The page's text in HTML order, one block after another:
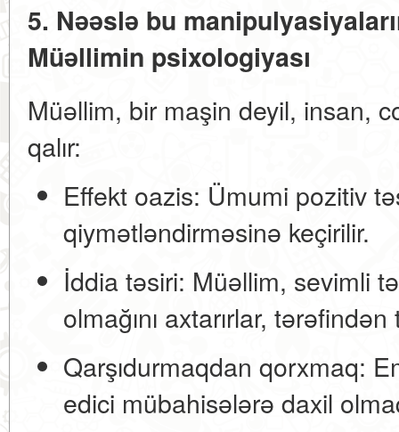
5. Nəəslə bu
Müəllimin psixologiyası
Müəllim, bir maşin deyil, insan,
qalır:
Effekt oazis: Ümumi pozitiv
qiymətləndirməsinə keçirilir.
İddia təsiri: Müəllim, sevimli
olmağını axtarırlar,
Qarşıdurmaqdan qorxmaq:
edici mübahisələrə daxil